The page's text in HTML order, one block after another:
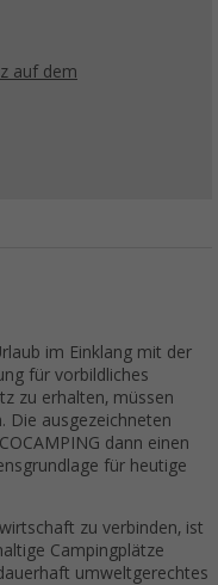
auf dem
im Einklang mit der
für vorbildliches
zu erhalten, müssen
Die ausgezeichneten
dann einen
für heutige
zu verbinden, ist
Campingplätze
umweltgerechtes